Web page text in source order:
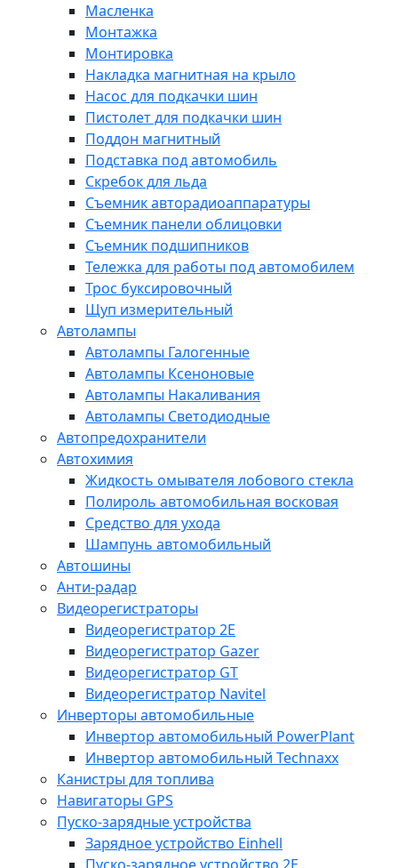
Масленка
Монтажка
Монтировка
Накладка магнитная на крыло
Насос для подкачки шин
Пистолет для подкачки шин
Поддон магнитный
Подставка под автомобиль
Скребок для льда
Съемник авторадиоаппаратуры
Съемник панели облицовки
Съемник подшипников
Тележка для работы под автомобилем
Трос буксировочный
Щуп измерительный
Автолампы
Автолампы Галогенные
Автолампы Ксеноновые
Автолампы Накаливания
Автолампы Светодиодные
Автопредохранители
Автохимия
Жидкость омывателя лобового стекла
Полироль автомобильная восковая
Средство для ухода
Шампунь автомобильный
Автошины
Анти-радар
Видеорегистраторы
Видеорегистратор 2E
Видеорегистратор Gazer
Видеорегистратор GT
Видеорегистратор Navitel
Инверторы автомобильные
Инвертор автомобильный PowerPlant
Инвертор автомобильный Technaxx
Канистры для топлива
Навигаторы GPS
Пуско-зарядные устройства
Зарядное устройство Einhell